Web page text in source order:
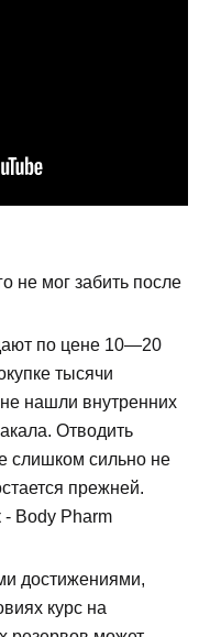
не мог забить после
по цене 10—20
тысячи
нашли внутренних
Отводить
слишком сильно не
прежней.
- Body Pharm
достижениями,
курс на